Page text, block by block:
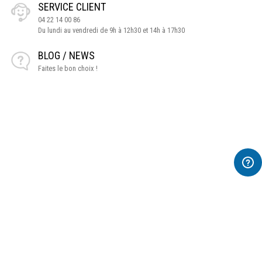
SERVICE CLIENT
04 22 14 00 86
Du lundi au vendredi de 9h à 12h30 et 14h à 17h30
BLOG / NEWS
Faites le bon choix !